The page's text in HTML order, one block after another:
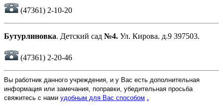
(47361) 2-10-20
Бутурлиновка. Детский сад №4. Ул. Кирова. д.9 397503.
(47361) 2-20-46
Вы работник данного учреждения, и у Вас есть дополнительная
информация или замечания, поправки, убедительная просьба
свяжитесь с нами удобным для Вас способом .